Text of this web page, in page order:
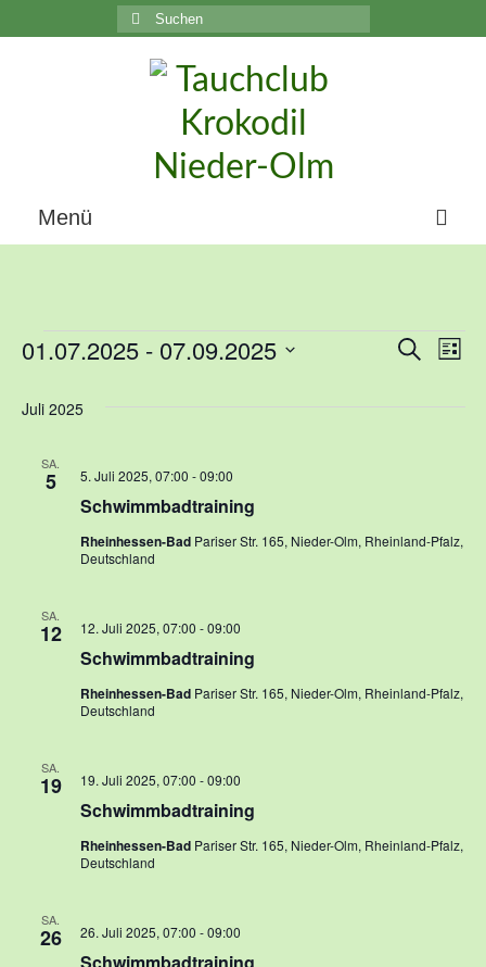
Suchen
nach:
Menü
Die Geschichte unseres Vereins
Der Vorstand
Kontakt
Training
Schnuppertauchen
Ausbildung
Ausbildungsstufen im VDST
Links
Veranstaltungen
Suche
Suche
Liste
01.07.2025 - 07.09.2025
Juli 2025
SA.
5
Schwimmbadtraining
5. Juli 2025, 07:00 -09:00
Rheinhessen-Bad Pariser Str. 165, Nieder-Olm, Rheinland-Pfalz,
Deutschland
SA.
12
Schwimmbadtraining
12. Juli 2025, 07:00 -09:00
Rheinhessen-Bad Pariser Str. 165, Nieder-Olm, Rheinland-Pfalz,
Deutschland
SA.
19
Schwimmbadtraining
19. Juli 2025, 07:00 -09:00
Rheinhessen-Bad Pariser Str. 165, Nieder-Olm, Rheinland-Pfalz,
Deutschland
SA.
26 26. Juli 2025, 07:00 -09:00